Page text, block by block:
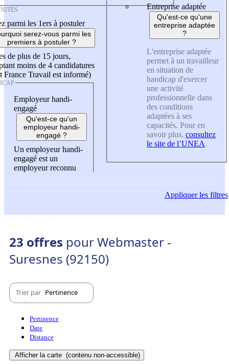
parmi les 1ers à postuler
serez-vous parmi les
premiers à postuler ?
de plus de 15 jours,
moins de 4 candidatures
France Travail est informé)
Employeur handi-
engagé
Qu'est-ce qu'un
employeur handi-
engagé ?
Un employeur handi-
engagé est un
employeur reconnu
Entreprise adaptée
Qu'est-ce qu'une
entreprise adaptée
?
L'entreprise adaptée
permet à un travailleur
en situation de
handicap d'exercer
une activité
professionnelle dans
des conditions
adaptées à ses
capacités. Pour en
savoir plus, consultez
le site de l’UNEA.
Appliquerles filtres
23 offres pour Webmaster -
Suresnes (92150)
Trier par Pertinence
Pertinence
Date
Distance
Afficher la carte (contenu non-accessible)